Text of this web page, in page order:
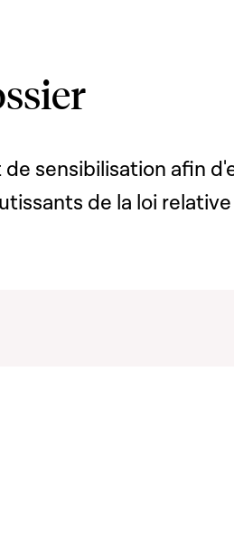
sensibilisation afin
de la loi